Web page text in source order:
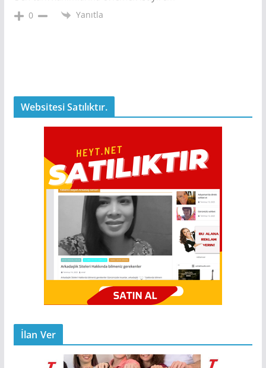
0 Yanıtla
Websitesi Satılıktır.
İlan Ver